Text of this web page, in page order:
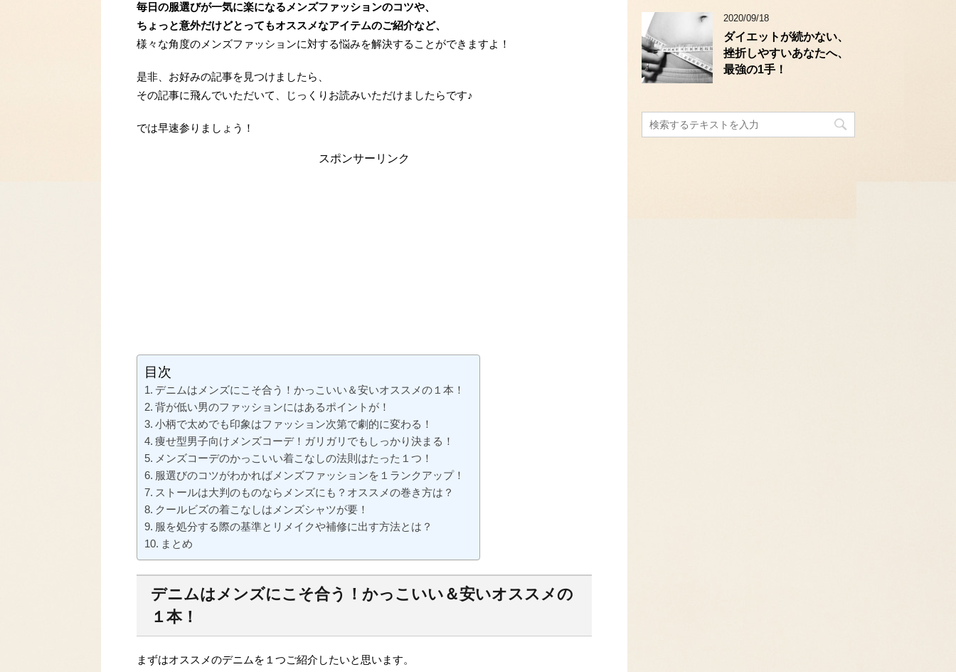
毎日の服選びが一気に楽になるメンズファッションのコツや、
ちょっと意外だけどとってもオススメなアイテムのご紹介など、
様々な角度のメンズファッションに対する悩みを解決することができますよ！
是非、お好みの記事を見つけましたら、
その記事に飛んでいただいて、じっくりお読みいただけましたらです♪
では早速参りましょう！
スポンサーリンク
目次
デニムはメンズにこそ合う！かっこいい＆安いオススメの１本！
背が低い男のファッションにはあるポイントが！
小柄で太めでも印象はファッション次第で劇的に変わる！
痩せ型男子向けメンズコーデ！ガリガリでもしっかり決まる！
メンズコーデのかっこいい着こなしの法則はたった１つ！
服選びのコツがわかればメンズファッションを１ランクアップ！
ストールは大判のものならメンズにも？オススメの巻き方は？
クールビズの着こなしはメンズシャツが要！
服を処分する際の基準とリメイクや補修に出す方法とは？
まとめ
デニムはメンズにこそ合う！かっこいい＆安いオススメの
１本！
まずはオススメのデニムを１つご紹介したいと思います。
2020/09/18
ダイエットが続かない、
挫折しやすいあなたへ、
最強の1手！